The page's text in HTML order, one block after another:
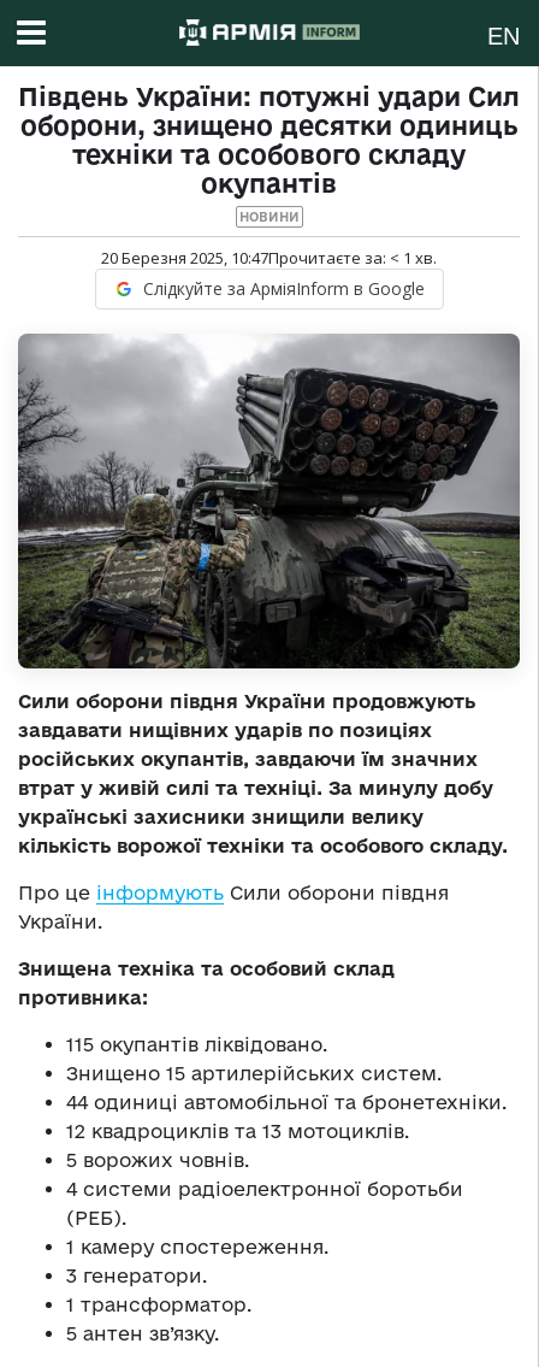
EN
Південь України: потужні удари Сил
оборони, знищено десятки одиниць
техніки та особового складу
окупантів
НОВИНИ
20 Березня 2025, 10:47Прочитаєте за: < 1 хв.
Слідкуйте за АрміяInform в Google
Сили оборони півдня України продовжують
завдавати нищівних ударів по позиціях
російських окупантів, завдаючи їм значних
втрат у живій силі та техніці. За минулу добу
українські захисники знищили велику
кількість ворожої техніки та особового складу.
Про це інформують Сили оборони півдня
України.
Знищена техніка та особовий склад
противника:
115 окупантів ліквідовано.
Знищено 15 артилерійських систем.
44 одиниці автомобільної та бронетехніки.
12 квадроциклів та 13 мотоциклів.
5 ворожих човнів.
4 системи радіоелектронної боротьби
(РЕБ).
1 камеру спостереження.
3 генератори.
1 трансформатор.
5 антен зв’язку.